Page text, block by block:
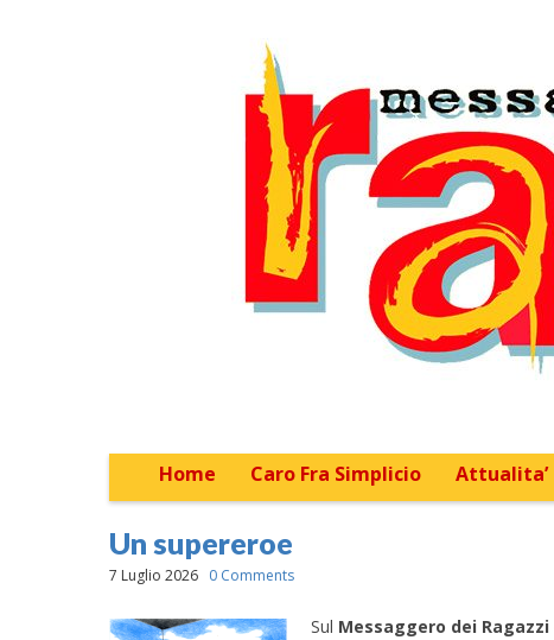
Home Caro Fra Simplicio Attualita’
Sub menu
Un supereroe
7 Luglio 2026 0 Comments
Sul Messaggero dei Ragazzi